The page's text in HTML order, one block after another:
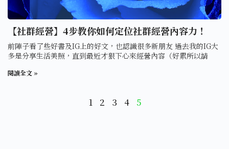
【社群經營】4步教你如何定位社群經營內容力！
前陣子看了些好書及IG上的好文，也認識很多新朋友 過去我的IG大
多是分享生活美照，直到最近才狠下心來經營內容（好累所以請
閱讀全文 »
1 2 3 4 5